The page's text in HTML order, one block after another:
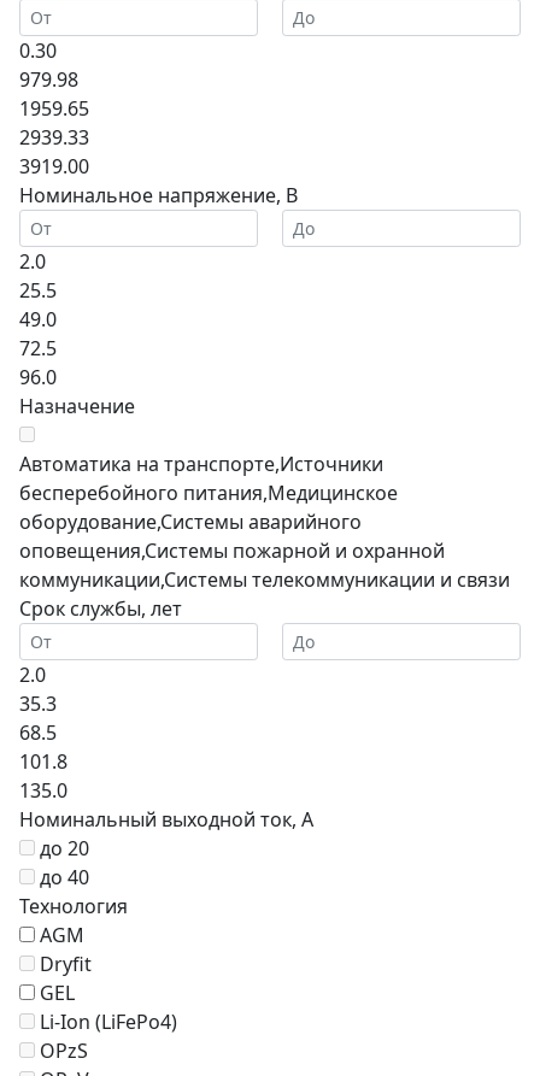
0.30
979.98
1959.65
2939.33
3919.00
Номинальное напряжение, В
2.0
25.5
49.0
72.5
96.0
Назначение
Автоматика на транспорте,Источники
бесперебойного питания,Медицинское
оборудование,Системы аварийного
оповещения,Системы пожарной и охранной
коммуникации,Системы телекоммуникации и связи
Срок службы, лет
2.0
35.3
68.5
101.8
135.0
Номинальный выходной ток, А
до 20
до 40
Технология
AGM
Dryfit
GEL
Li-Ion (LiFePo4)
OPzS